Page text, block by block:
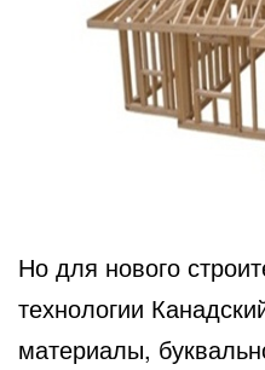
Но для нового
технологии
материалы,